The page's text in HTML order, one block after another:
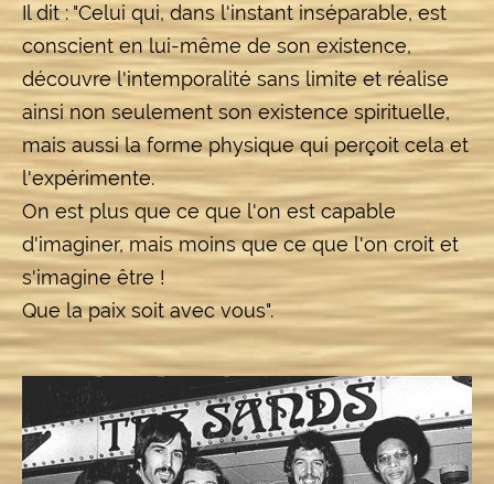
Il dit : "Celui qui, dans l'instant inséparable, est
conscient en lui-même de son existence,
découvre l'intemporalité sans limite et réalise
ainsi non seulement son existence spirituelle,
mais aussi la forme physique qui perçoit cela et
l'expérimente.
On est plus que ce que l'on est capable
d'imaginer, mais moins que ce que l'on croit et
s'imagine être !
Que la paix soit avec vous".